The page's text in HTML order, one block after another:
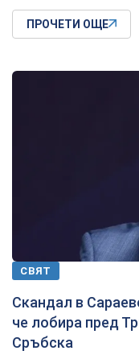
ПРОЧЕТИ ОЩЕ
СВЯТ
Скандал в
че лобира пред
Сръбска